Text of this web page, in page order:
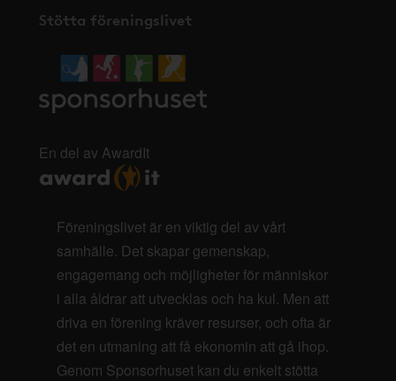
Stötta föreningslivet
En del av AwardIt
Föreningslivet är en viktig del av vårt
samhälle. Det skapar gemenskap,
engagemang och möjligheter för människor
i alla åldrar att utvecklas och ha kul. Men att
driva en förening kräver resurser, och ofta är
det en utmaning att få ekonomin att gå ihop.
Genom Sponsorhuset kan du enkelt stötta